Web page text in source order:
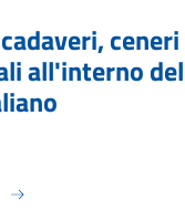
ceneri
all'interno del